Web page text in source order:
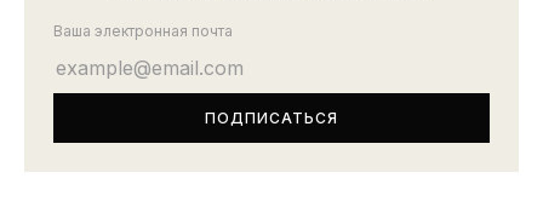
Ваша электронная почта